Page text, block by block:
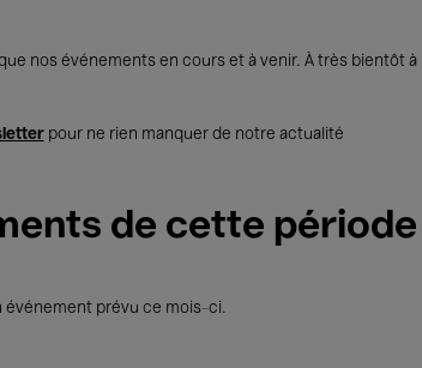
nos événements en cours et à venir. À très bientôt à
pour ne rien manquer de notre actualité
de cette période
événement prévu ce mois-ci.